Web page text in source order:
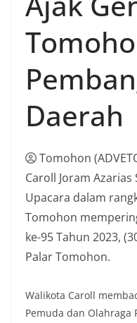
Tomohon
Caroll Joram
Upacara dalam
Tomohon
ke-95 Tahun 2023,
Palar Tomohon.
Walikota Caroll
Pemuda dan Olahraga